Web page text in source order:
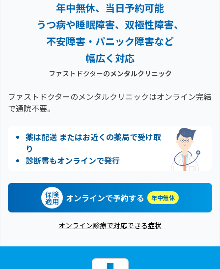
年中無休、当日予約可能
うつ病や睡眠障害、双極性障害、
不安障害・パニック障害など
幅広く対応
ファストドクターのメンタルクリニック
ファストドクターのメンタルクリニックはオンライン完結
で通院不要。
薬は配送 またはお近くの薬局で受け取
り
診断書もオンラインで発行
保険
適用 オンラインで予約する 年中無休
オンライン診療で対応できる症状